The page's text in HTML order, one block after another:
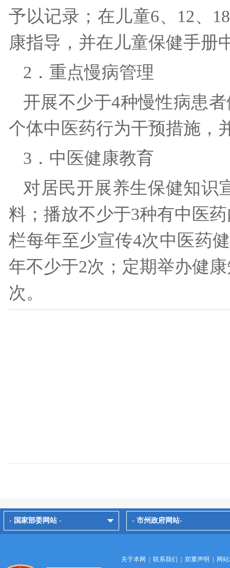
予以记录；在儿童6、12、
康指导，并在儿童保健手
2．重点慢病管理
开展不少于4种慢性病患
个体中医药行为干预措施
3．中医健康教育
对居民开展养生保健知识
料；播放不少于3种有中医
栏每年至少宣传4次中医药
年不少于2次；定期举办健
次。
- 国家部委网站 - - 市州政府网站-
关于本网 联系我们 郑重声明 网